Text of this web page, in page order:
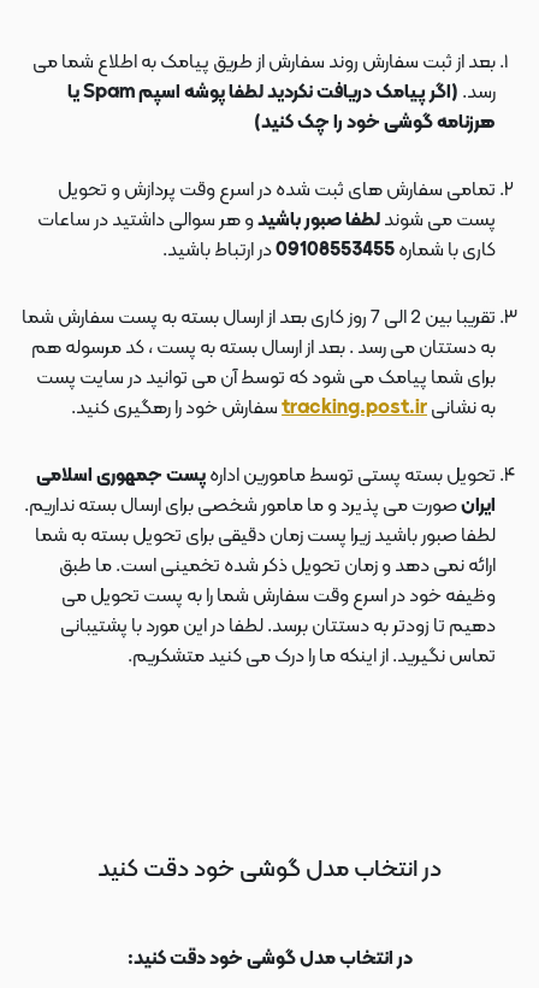
بعد از ثبت سفارش روند سفارش از طریق پیامک به اطلاع شما می
رسد.
(اگر پیامک دریافت نکردید لطفا پوشه اسپم Spam یا
هرزنامه گوشی خود را چک کنید)
تمامی سفارش های ثبت شده در اسرع وقت پردازش و تحویل
پست می شوندلطفا صبور باشیدو هر سوالی داشتید در ساعات
کاری با شماره
در ارتباط باشید.
تقریبا بین 2 الی 7 روز کاری بعد از ارسال بسته به پست سفارش شما
به دستتان می رسد . بعد از ارسال بسته به پست ، کد مرسوله هم
برای شما پیامک می شود که توسط آن می توانید در سایت پست
به نشانیtracking.post.irسفارش خود را رهگیری کنید.
تحویل بسته پستی توسط مامورین ادارهپست جمهوری اسلامی
ایرانصورت می پذیرد و ما مامور شخصی برای ارسال بسته نداریم.
لطفا صبور باشید زیرا پست زمان دقیقی برای تحویل بسته به شما
ارائه نمی دهد و زمان تحویل ذکر شده تخمینی است. ما طبق
وظیفه خود در اسرع وقت سفارش شما را به پست تحویل می
دهیم تا زودتر به دستتان برسد. لطفا در این مورد با پشتیبانی
تماس نگیرید. از اینکه ما را درک می کنید متشکریم.
در انتخاب مدل گوشی خود دقت کنید
در انتخاب مدل گوشی خود دقت کنید: